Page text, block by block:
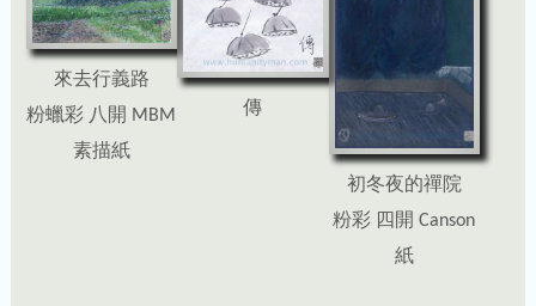
來去行義路
粉蠟彩 八開 MBM
素描紙
傳
初冬夜的禪院
粉彩 四開 Canson
紙